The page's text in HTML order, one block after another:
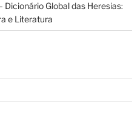
Dicionário Global das Heresias:
e Literatura